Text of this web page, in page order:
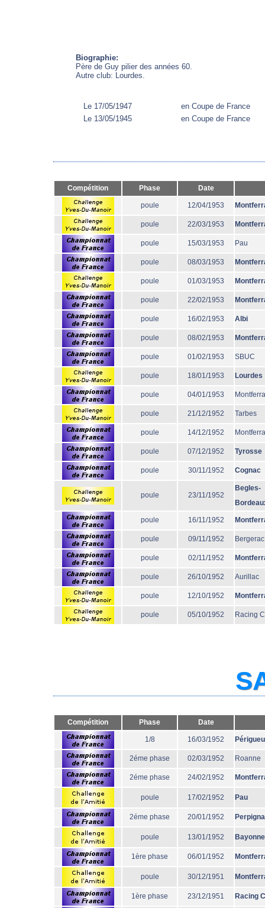
Biographie:
Père de Guy pilier des années 60.
Autre club: Lourdes.
Le 17/05/1947
en Coupe de France
Le 13/05/1945
en Coupe de France
Compétition Phase Date
poule 12/04/1953
poule 22/03/1953
poule 15/03/1953 Pau
poule 08/03/1953
poule 01/03/1953
poule 22/02/1953
poule 16/02/1953 Albi
poule 08/02/1953
poule 01/02/1953 SBUC
poule 18/01/1953 Lourdes
poule 04/01/1953
poule 21/12/1952 Tarbes
poule 14/12/1952
poule 07/12/1952 Tyrosse
poule 30/11/1952 Cognac
poule 23/11/1952
Begles-
poule 16/11/1952
poule 09/11/1952 Bergerac
poule 02/11/1952
poule 26/10/1952 Aurillac
poule 12/10/1952
poule 05/10/1952 Racing
Compétition Phase Date
1/8 16/03/1952
2éme phase 02/03/1952 Roanne
2éme phase 24/02/1952
poule 17/02/1952 Pau
2éme phase 20/01/1952
poule 13/01/1952 Bayonne
1ère phase 06/01/1952
poule 30/12/1951
1ère phase 23/12/1951 Racing